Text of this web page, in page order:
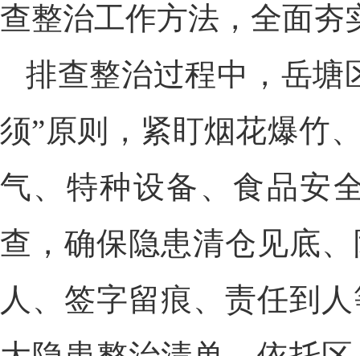
查整治工作方法，全面夯
排查整治过程中，岳塘
须”原则，紧盯烟花爆竹
气、特种设备、食品安
查，确保隐患清仓见底
人、签字留痕、责任到